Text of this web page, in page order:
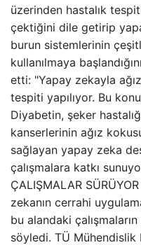
üzerinden hastalık
çektiğini dile getirip
burun sistemlerinin
kullanılmaya
etti: "Yapay zekayla
tespiti yapılıyor. Bu
Diyabetin, şeker
kanserlerinin ağız
sağlayan yapay zeka
çalışmalara katkı
ÇALIŞMALAR
zekanın cerrahi
bu alandaki
söyledi. TÜ